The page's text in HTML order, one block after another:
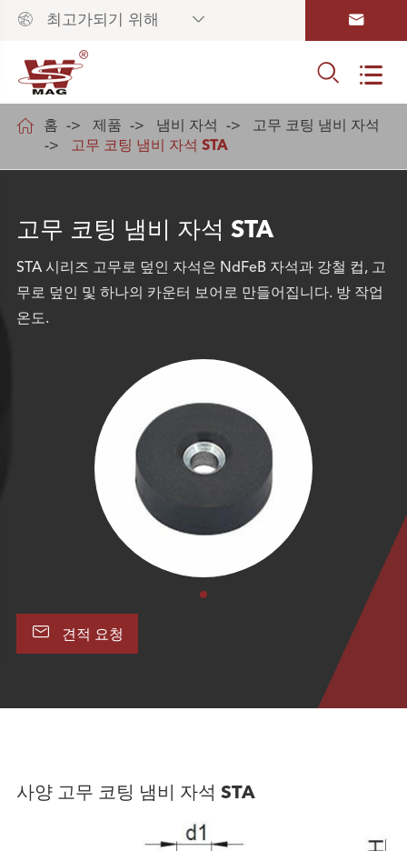
 최고가되기 위해  
 
 홈 제품 냄비 자석
고무 코팅 냄비 자석
고무 코팅 냄비 자석 STA
고무 코팅 냄비 자석 STA
STA 시리즈 고무로 덮인 자석은 NdFeB 자석과 강철 컵, 고
무로 덮인 및 하나의 카운터 보어로 만들어집니다. 방 작업
온도.
 견적 요청
사양 고무 코팅 냄비 자석 STA